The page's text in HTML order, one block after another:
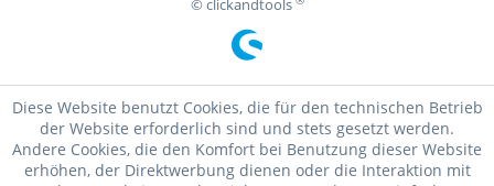
© clickandtools
Diese Website benutzt Cookies, die für den technischen Betrieb
der Website erforderlich sind und stets gesetzt werden.
Andere Cookies, die den Komfort bei Benutzung dieser Website
erhöhen, der Direktwerbung dienen oder die Interaktion mit